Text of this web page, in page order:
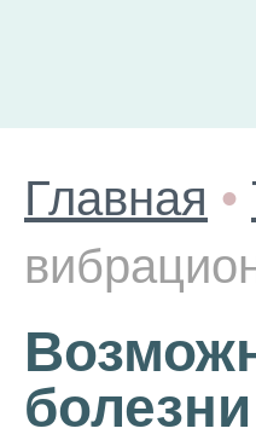
Главная •
болезни